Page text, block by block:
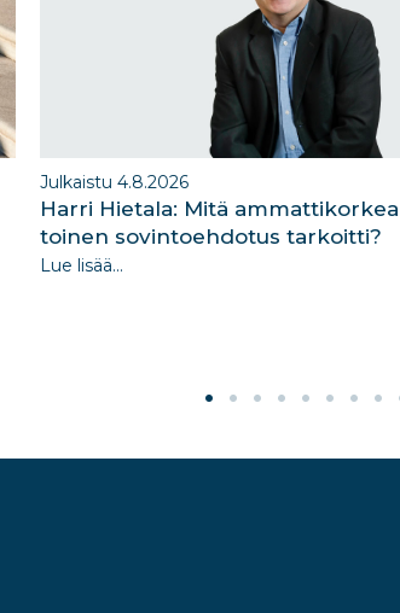
Julkaistu 4.8.2026
Harri Hietala: Mitä
toinen sovintoehdotus tarkoitti?
Lue lisää...